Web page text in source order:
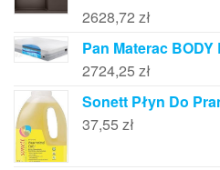
2628,72 zł
Pan Materac BODY
2724,25 zł
Sonett Płyn Do
37,55 zł